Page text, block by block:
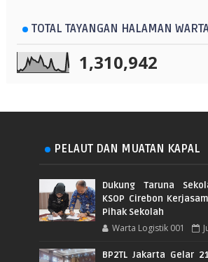
TOTAL TAYANGAN HALAMAN
1,310,942
PELAUT DAN MUATAN KAPAL
Dukung Taruna
KSOP Cirebon
Pihak Sekolah
Warta Logistik 001
BP2TL Jakarta Gelar